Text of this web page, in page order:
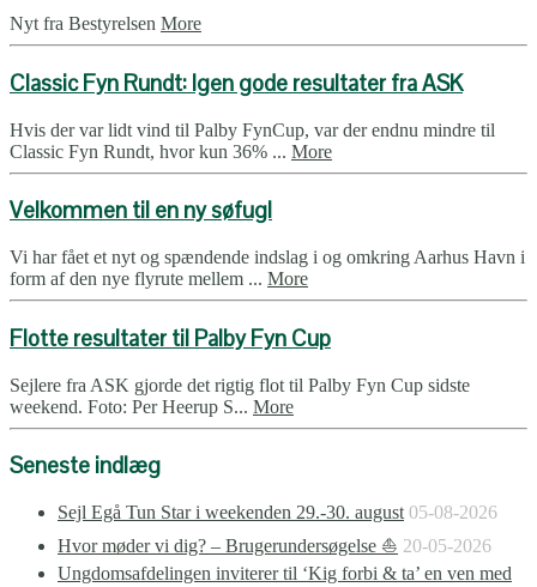
Nyt fra Bestyrelsen More
Classic Fyn Rundt: Igen gode resultater fra ASK
Hvis der var lidt vind til Palby FynCup, var der endnu mindre til
Classic Fyn Rundt, hvor kun 36% ... More
Velkommen til en ny søfugl
Vi har fået et nyt og spændende indslag i og omkring Aarhus Havn i
form af den nye flyrute mellem ... More
Flotte resultater til Palby Fyn Cup
Sejlere fra ASK gjorde det rigtig flot til Palby Fyn Cup sidste
weekend. Foto: Per Heerup S... More
Seneste indlæg
Sejl Egå Tun Star i weekenden 29.-30. august 05-08-2026
Hvor møder vi dig? – Brugerundersøgelse ⛵ 20-05-2026
Ungdomsafdelingen inviterer til ‘Kig forbi & ta’ en ven med